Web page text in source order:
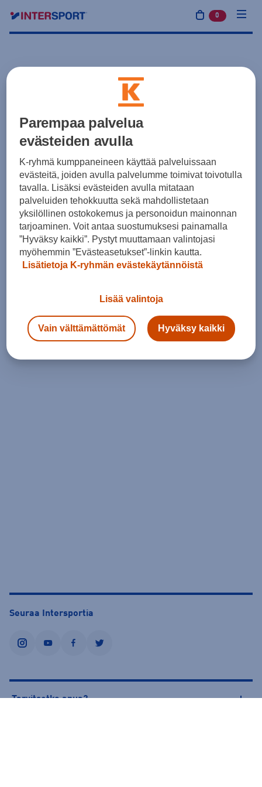
0 tuotetta
Seuraa Intersportia
instagramyoutubefacebooktwitter
Tarvitsetko apua?
Parempaa palvelua
evästeiden avulla
K-ryhmä kumppaneineen käyttää palveluissaan
evästeitä, joiden avulla palvelumme toimivat toivotulla
tavalla. Lisäksi evästeiden avulla mitataan
palveluiden tehokkuutta sekä mahdollistetaan
yksilöllinen ostokokemus ja personoidun mainonnan
tarjoaminen. Voit antaa suostumuksesi painamalla
”Hyväksy kaikki”. Pystyt muuttamaan valintojasi
myöhemmin ”Evästeasetukset”-linkin kautta.
Lisätietoja K-ryhmän evästekäytännöistä
Lisää valintoja
Vain välttämättömät Hyväksy kaikki